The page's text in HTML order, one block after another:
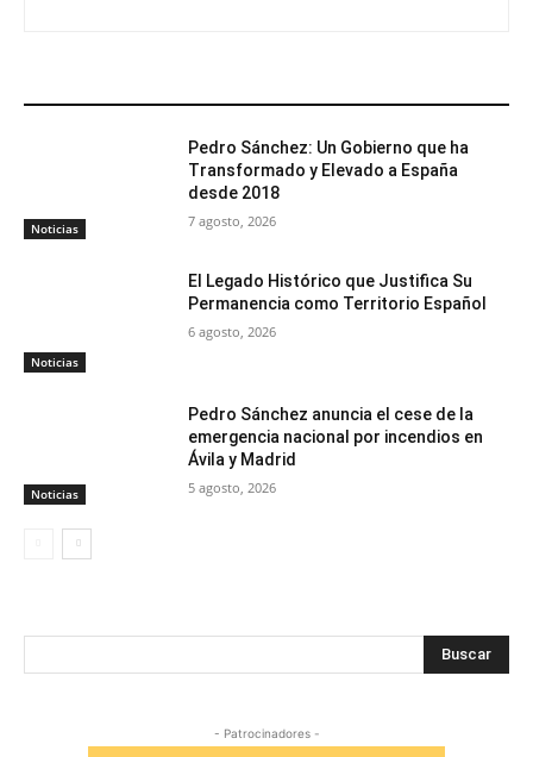
Noticias
Pedro Sánchez: Un Gobierno que ha
Transformado y Elevado a España
desde 2018
7 agosto, 2026
Noticias
El Legado Histórico que Justifica Su
Permanencia como Territorio Español
6 agosto, 2026
Noticias
Pedro Sánchez anuncia el cese de la
emergencia nacional por incendios en
Ávila y Madrid
5 agosto, 2026
Buscar
- Patrocinadores -